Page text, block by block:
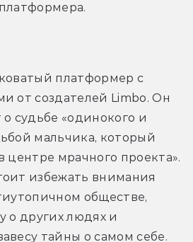
платформер с
от создателей Limbo. Он
о судьбе «одинокого и
мальчика, который
центре мрачного проекта».
избежать внимания
обществе,
о других людях и
тайны о самом себе.